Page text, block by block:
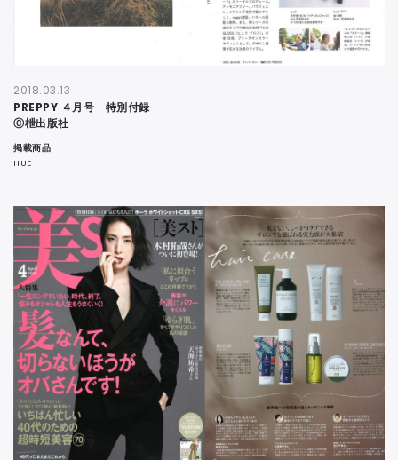
2018.03.13
PREPPY ４月号 特別付録
Ⓒ枻出版社
掲載商品
HUE